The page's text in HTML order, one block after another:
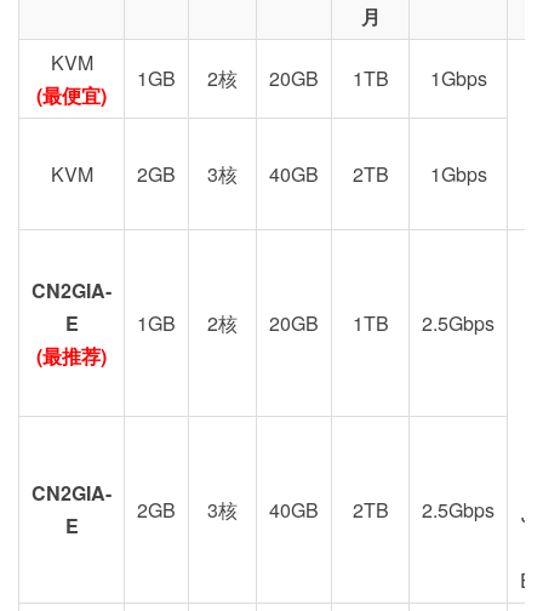
月
KVM
(最便宜)
1GB 2核 20GB 1TB 1Gbps
KVM 2GB 3核 40GB 2TB 1Gbps
CN2GIA-
E
(最推荐)
1GB 2核 20GB 1TB 2.5Gbps
CN2GIA-
E
2GB 3核 40GB 2TB 2.5Gbps